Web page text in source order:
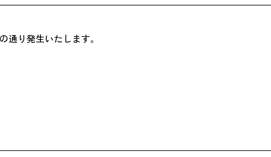
り発生いたします。